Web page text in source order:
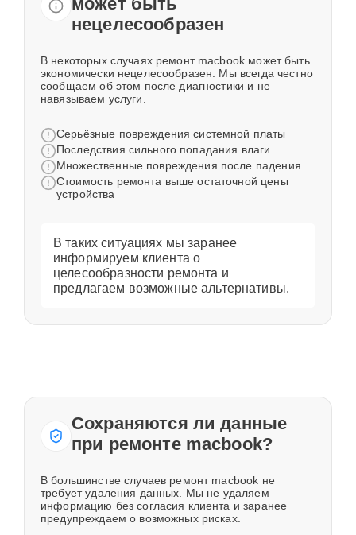
нецелесообразен
В некоторых случаях ремонт macbook может быть
экономически нецелесообразен. Мы всегда честно
сообщаем об этом после диагностики и не
навязываем услуги.
Серьёзные повреждения системной платы
Последствия сильного попадания влаги
Множественные повреждения после падения
Стоимость ремонта выше остаточной цены
устройства
В таких ситуациях мы заранее
информируем клиента о
целесообразности ремонта и
предлагаем возможные альтернативы.
Сохраняются ли данные
при ремонте macbook?
В большинстве случаев ремонт macbook не
требует удаления данных. Мы не удаляем
информацию без согласия клиента и заранее
предупреждаем о возможных рисках.